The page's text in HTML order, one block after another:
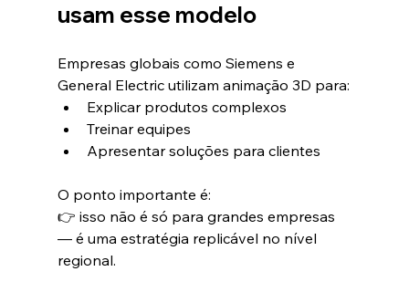
usam esse modelo
Empresas globais como Siemens e
General Electric utilizam animação 3D para:
Explicar produtos complexos
Treinar equipes
Apresentar soluções para clientes
O ponto importante é:
👉 isso não é só para grandes empresas
— é uma estratégia replicável no nível
regional.